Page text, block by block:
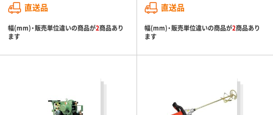
直送品
幅(mm)・販売単位違いの商品が2商品あり
ます
直送品
幅(mm)・販売単位違いの商品が2商品あり
ます